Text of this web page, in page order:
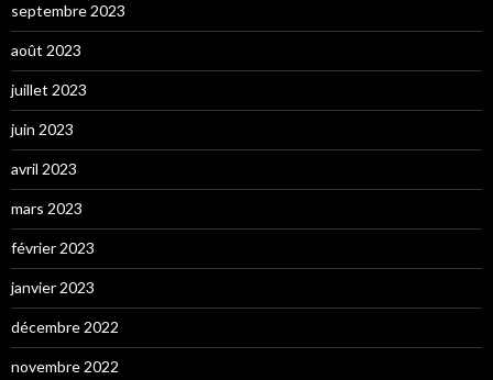
septembre 2023
août 2023
juillet 2023
juin 2023
avril 2023
mars 2023
février 2023
janvier 2023
décembre 2022
novembre 2022